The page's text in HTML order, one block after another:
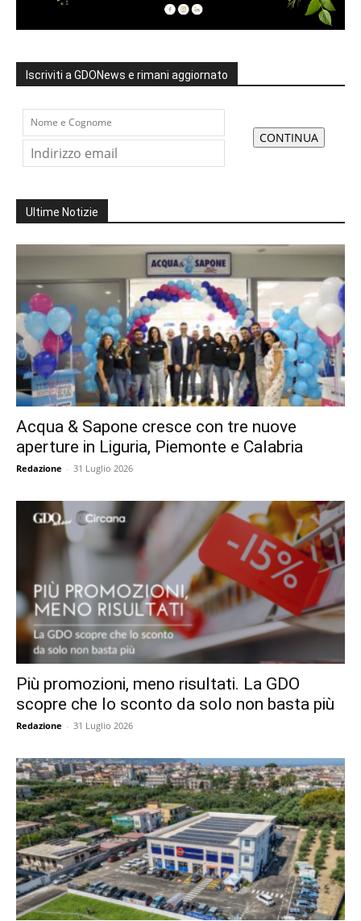
Iscriviti a GDONews e rimani aggiornato
Ultime Notizie
Acqua & Sapone cresce con tre nuove
aperture in Liguria, Piemonte e Calabria
Redazione - 31 Luglio 2026
Più promozioni, meno risultati. La GDO
scopre che lo sconto da solo non basta più
Redazione - 31 Luglio 2026